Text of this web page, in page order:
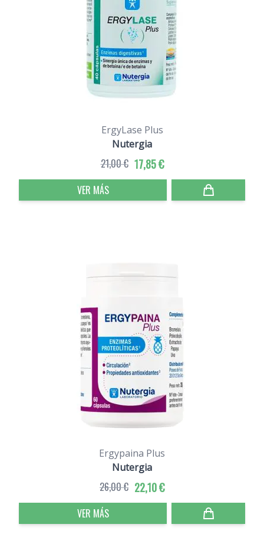
ErgyLase Plus
Nutergia
17,85 €
21,00 €
VER MÁS
Ergypaina Plus
Nutergia
22,10 €
26,00 €
VER MÁS